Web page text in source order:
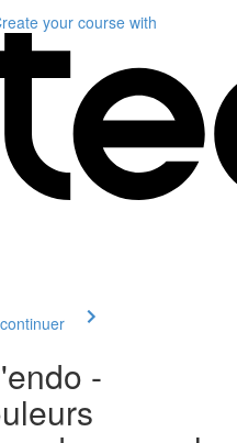
your course with
-